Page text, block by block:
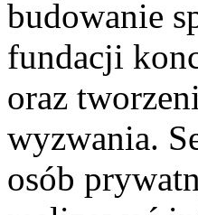
budowanie
fundacji
oraz
wyzwania.
osób